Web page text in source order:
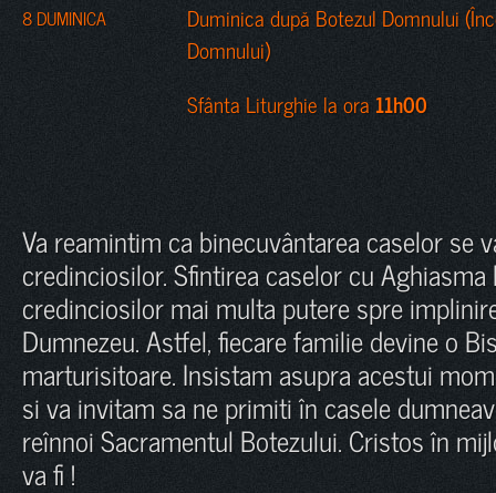
8 DUMINICA
Duminica după Botezul Domnului
Domnului)
Sfânta Liturghie la ora 11h00
Va reamintim ca binecuvântarea caselor se
credinciosilor. Sfintirea caselor cu
credinciosilor mai multa putere spre
Dumnezeu. Astfel, fiecare familie devine o
marturisitoare. Insistam asupra acestui
si va invitam sa ne primiti în casele
reînnoi Sacramentul Botezului. Cristos în
va fi !